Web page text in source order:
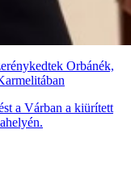
Orbánék,
a Várban a kiürített